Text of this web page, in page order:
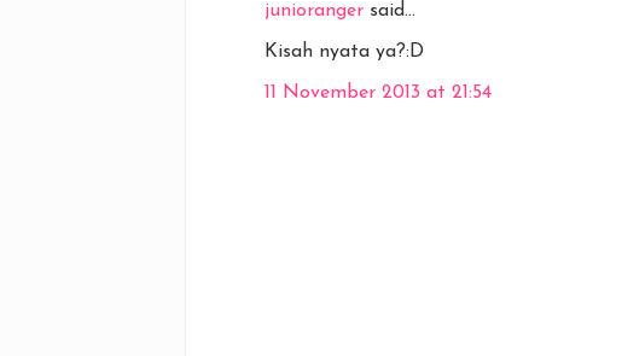
junioranger said...
Kisah nyata ya?:D
11 November 2013 at 21:54